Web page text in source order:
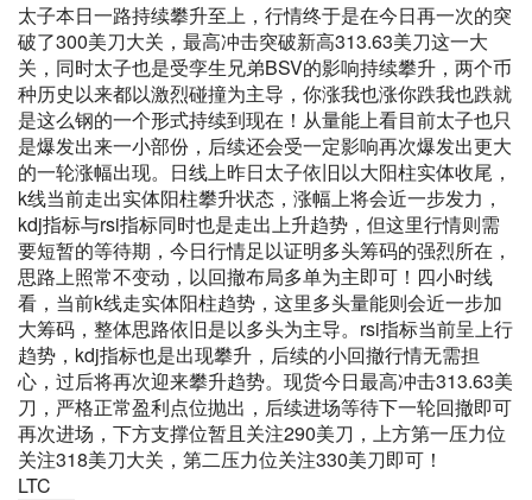
太子本日一路持续攀升至上，行情终于是在今日再一次的突
破了300美刀大关，最高冲击突破新高313.63美刀这一大
关，同时太子也是受孪生兄弟BSV的影响持续攀升，两个币
种历史以来都以激烈碰撞为主导，你涨我也涨你跌我也跌就
是这么钢的一个形式持续到现在！从量能上看目前太子也只
是爆发出来一小部份，后续还会受一定影响再次爆发出更大
的一轮涨幅出现。日线上昨日太子依旧以大阳柱实体收尾，
k线当前走出实体阳柱攀升状态，涨幅上将会近一步发力，
kdj指标与rsi指标同时也是走出上升趋势，但这里行情则需
要短暂的等待期，今日行情足以证明多头筹码的强烈所在，
思路上照常不变动，以回撤布局多单为主即可！四小时线
看，当前k线走实体阳柱趋势，这里多头量能则会近一步加
大筹码，整体思路依旧是以多头为主导。rsi指标当前呈上行
趋势，kdj指标也是出现攀升，后续的小回撤行情无需担
心，过后将再次迎来攀升趋势。 现货今日最高冲击313.63美
刀，严格正常盈利点位抛出，后续进场等待下一轮回撤即可
再次进场，下方支撑位暂且关注290美刀，上方第一压力位
关注318美刀大关，第二压力位关注330美刀即可！
LTC